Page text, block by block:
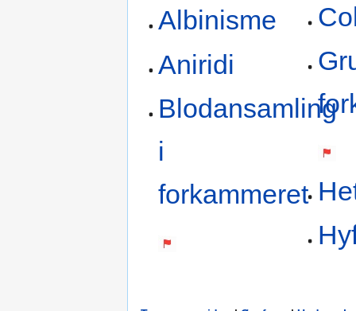
Albinisme
Aniridi
Blodansamling
i
forkammeret